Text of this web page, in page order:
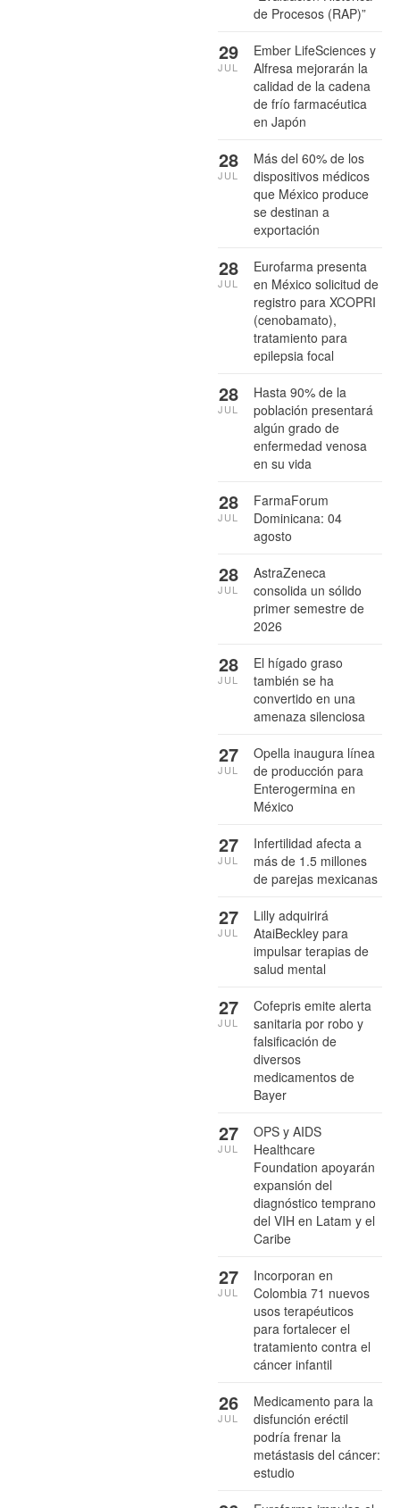
de Procesos (RAP)”
Ember LifeSciences y
Alfresa mejorarán la
calidad de la cadena
de frío farmacéutica
en Japón
29
JUL
Más del 60% de los
dispositivos médicos
que México produce
se destinan a
exportación
28
JUL
Eurofarma presenta
en México solicitud de
registro para XCOPRI
(cenobamato),
tratamiento para
epilepsia focal
28
JUL
Hasta 90% de la
población presentará
algún grado de
enfermedad venosa
en su vida
28
JUL
FarmaForum
Dominicana: 04
agosto
28
JUL
AstraZeneca
consolida un sólido
primer semestre de
2026
28
JUL
El hígado graso
también se ha
convertido en una
amenaza silenciosa
28
JUL
Opella inaugura línea
de producción para
Enterogermina en
México
27
JUL
Infertilidad afecta a
más de 1.5 millones
de parejas mexicanas
27
JUL
Lilly adquirirá
AtaiBeckley para
impulsar terapias de
salud mental
27
JUL
Cofepris emite alerta
sanitaria por robo y
falsificación de
diversos
medicamentos de
Bayer
27
JUL
OPS y AIDS
Healthcare
Foundation apoyarán
expansión del
diagnóstico temprano
del VIH en Latam y el
Caribe
27
JUL
Incorporan en
Colombia 71 nuevos
usos terapéuticos
para fortalecer el
tratamiento contra el
cáncer infantil
27
JUL
Medicamento para la
disfunción eréctil
podría frenar la
metástasis del cáncer:
estudio
26
JUL